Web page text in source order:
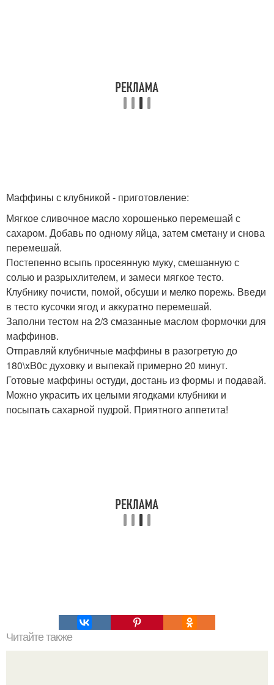
Маффины с клубникой - приготовление:
Мягкое сливочное масло хорошенько перемешай с
сахаром. Добавь по одному яйца, затем сметану и снова
перемешай.
Постепенно всыпь просеянную муку, смешанную с
солью и разрыхлителем, и замеси мягкое тесто.
Клубнику почисти, помой, обсуши и мелко порежь. Введи
в тесто кусочки ягод и аккуратно перемешай.
Заполни тестом на 2/3 смазанные маслом формочки для
маффинов.
Отправляй клубничные маффины в разогретую до
180\xB0с духовку и выпекай примерно 20 минут.
Готовые маффины остуди, достань из формы и подавай.
Можно украсить их целыми ягодками клубники и
посыпать сахарной пудрой. Приятного аппетита!
Читайте также